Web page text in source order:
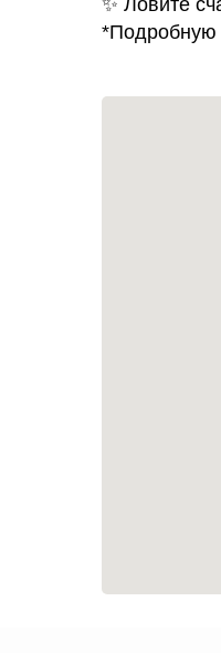
✨ Ловите
*Подробную